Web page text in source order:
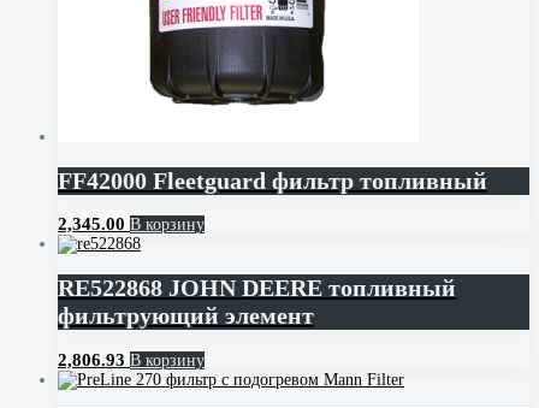
FF42000 Fleetguard фильтр топливный
2,345.00 В корзину
RE522868 JOHN DEERE топливный
фильтрующий элемент
2,806.93 В корзину